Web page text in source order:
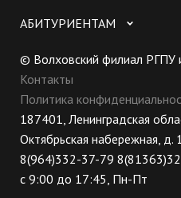
АБИТУРИЕНТАМ
© Волховский филиал РГПУ
Контакты
Политика
187401, Ленинградская
Октябрьская набережная, д.
8(964)332-37-79
с 9:00 до 17:45, Пн-Пт